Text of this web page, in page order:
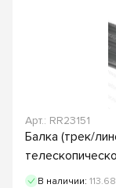
Арт.: RR23151
Балка (трек/
В наличии: